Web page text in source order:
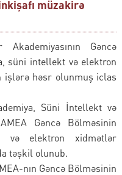
müzakirə
Gəncə
süni intellekt və elektron
işlərə həsr olunmuş iclas
Süni İntellekt və
Gəncə Bölməsinin
və elektron xidmətlər
təşkil olunub.
nın Gəncə Bölməsinin